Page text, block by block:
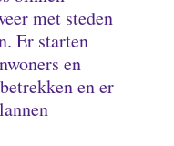
met steden
Er starten
en
en er